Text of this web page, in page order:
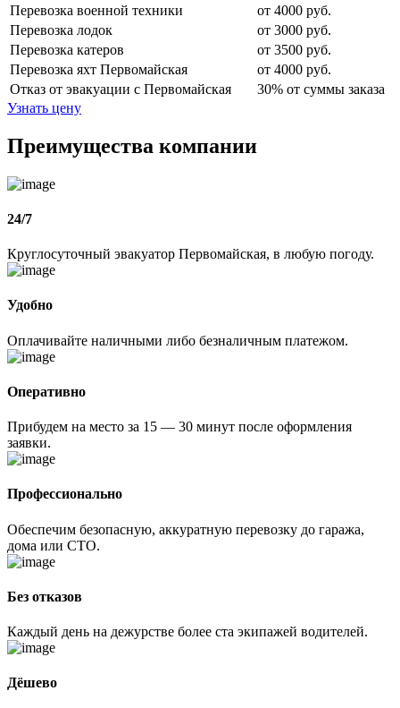
Перевозка военной техники
от 4000 руб.
Перевозка лодок
от 3000 руб.
Перевозка катеров
от 3500 руб.
Перевозка яхт Первомайская
от 4000 руб.
Отказ от эвакуации с Первомайская
30% от суммы заказа
Узнать цену
Преимущества компании
24/7
Круглосуточный эвакуатор Первомайская, в любую погоду.
Удобно
Оплачивайте наличными либо безналичным платежом.
Оперативно
Прибудем на место за 15 — 30 минут после оформления
заявки.
Профессионально
Обеспечим безопасную, аккуратную перевозку до гаража,
дома или СТО.
Без отказов
Каждый день на дежурстве более ста экипажей водителей.
Дёшево